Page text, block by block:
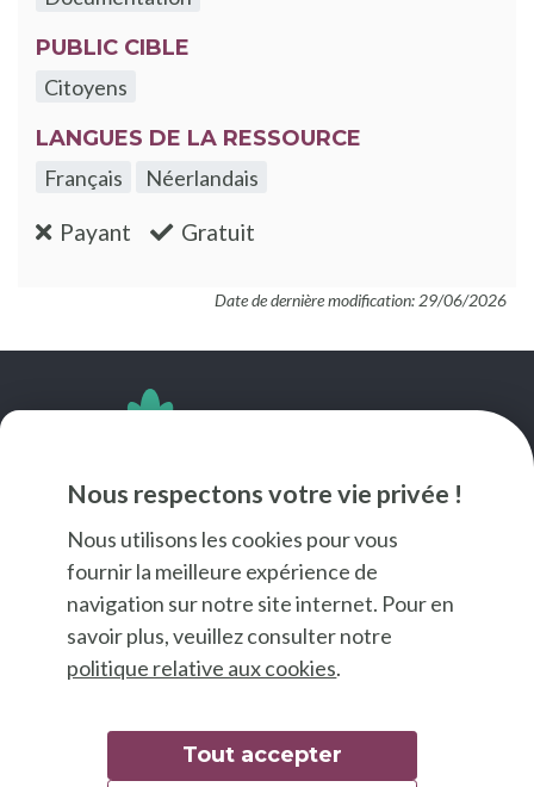
Nous respectons votre vie privée !
Nous utilisons les cookies pour vous
fournir la meilleure expérience de
navigation sur notre site internet. Pour en
savoir plus, veuillez consulter notre
politique relative aux cookies.
Tout accepter
PUBLIC CIBLE
Citoyens
LANGUES DE LA RESSOURCE
Français
Néerlandais
Payant :non Gratuit
Date de dernière modification: 29/06/2026